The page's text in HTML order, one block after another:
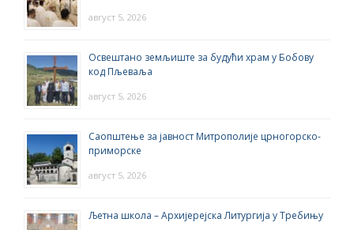
август 5, 2026
Освештано земљиште за будући храм у Бобову
код Пљеваља
август 5, 2026
Саопштење за јавност Митрополије црногорско-
приморске
август 5, 2026
Љетна школа – Архијерејска Литургија у Требињу